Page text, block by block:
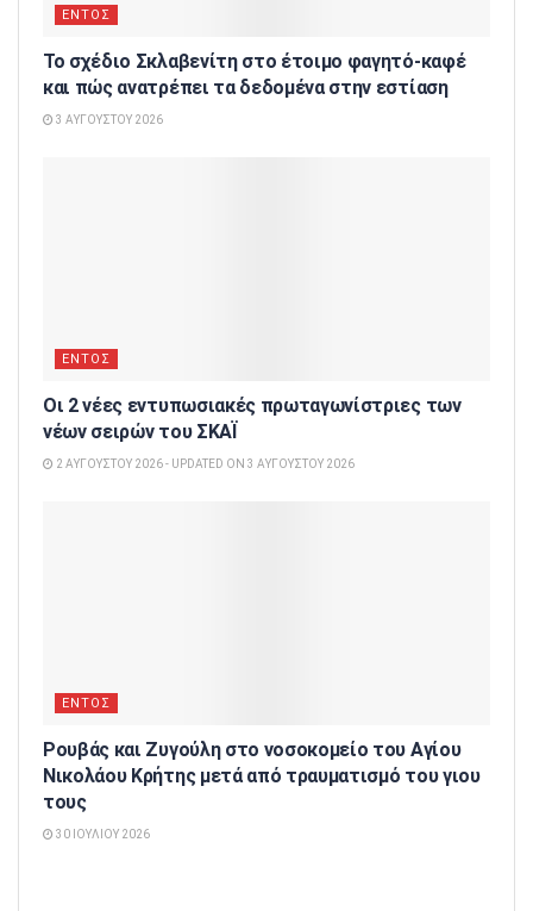
ΕΝΤΟΣ
Το σχέδιο Σκλαβενίτη στο έτοιμο φαγητό-καφέ
και πώς ανατρέπει τα δεδομένα στην εστίαση
3 ΑΥΓΟΎΣΤΟΥ 2026
ΕΝΤΟΣ
Οι 2 νέες εντυπωσιακές πρωταγωνίστριες των
νέων σειρών του ΣΚΑΪ
2 ΑΥΓΟΎΣΤΟΥ 2026 - UPDATED ON 3 ΑΥΓΟΎΣΤΟΥ 2026
ΕΝΤΟΣ
Ρουβάς και Ζυγούλη στο νοσοκομείο του Αγίου
Νικολάου Κρήτης μετά από τραυματισμό του γιου
τους
30 ΙΟΥΛΊΟΥ 2026